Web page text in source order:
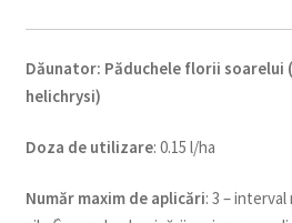
Dăunator: Păduchele florii soarelui
helichrysi)
Doza de utilizare: 0.15 l/ha
Număr maxim de aplicări: 3 –